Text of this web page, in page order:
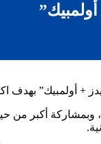
+ أولمبيك” بهدف
، وبمشاركة